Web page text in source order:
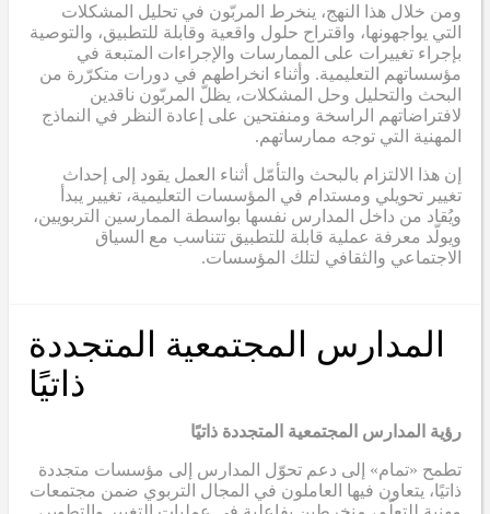
ومن خلال هذا النهج، ينخرط المربّون في تحليل المشكلات
التي يواجهونها، واقتراح حلول واقعية وقابلة للتطبيق، والتوصية
بإجراء تغييرات على الممارسات والإجراءات المتبعة في
مؤسساتهم التعليمية. وأثناء انخراطهم في دورات متكرّرة من
البحث والتحليل وحل المشكلات، يظلّ المربّون ناقدين
لافتراضاتهم الراسخة ومنفتحين على إعادة النظر في النماذج
المهنية التي توجه ممارساتهم.
إن هذا الالتزام بالبحث والتأمّل أثناء العمل يقود إلى إحداث
تغيير تحويلي ومستدام في المؤسسات التعليمية، تغيير يبدأ
ويُقاد من داخل المدارس نفسها بواسطة الممارسين التربويين،
ويولّد معرفة عملية قابلة للتطبيق تتناسب مع السياق
الاجتماعي والثقافي لتلك المؤسسات.
المدارس المجتمعية المتجددة
ذاتيًا
رؤية المدارس المجتمعية المتجددة ذاتيًا
تطمح «تمام» إلى دعم تحوّل المدارس إلى مؤسسات متجددة
ذاتيًا، يتعاون فيها العاملون في المجال التربوي ضمن مجتمعات